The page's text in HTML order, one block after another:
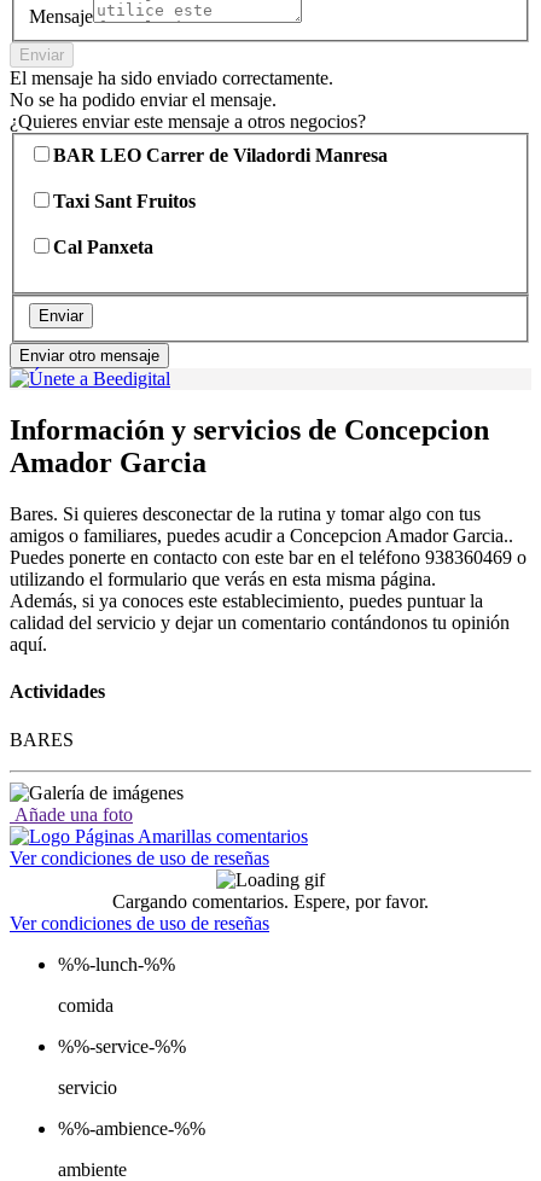
Mensaje
Enviar
El mensaje ha sido enviado correctamente.
No se ha podido enviar el mensaje.
¿Quieres enviar este mensaje a otros negocios?
BAR LEO Carrer de Viladordi Manresa
Taxi Sant Fruitos
Cal Panxeta
Enviar
Enviar otro mensaje
Información y servicios de Concepcion
Amador Garcia
Bares. Si quieres desconectar de la rutina y tomar algo con tus
amigos o familiares, puedes acudir a Concepcion Amador Garcia..
Puedes ponerte en contacto con este bar en el teléfono 938360469 o
utilizando el formulario que verás en esta misma página.
Además, si ya conoces este establecimiento, puedes puntuar la
calidad del servicio y dejar un comentario contándonos tu opinión
aquí.
Actividades
BARES
Añade una foto
Ver condiciones de uso de reseñas
Cargando comentarios. Espere, por favor.
Ver condiciones de uso de reseñas
%%-lunch-%%
comida
%%-service-%%
servicio
%%-ambience-%%
ambiente